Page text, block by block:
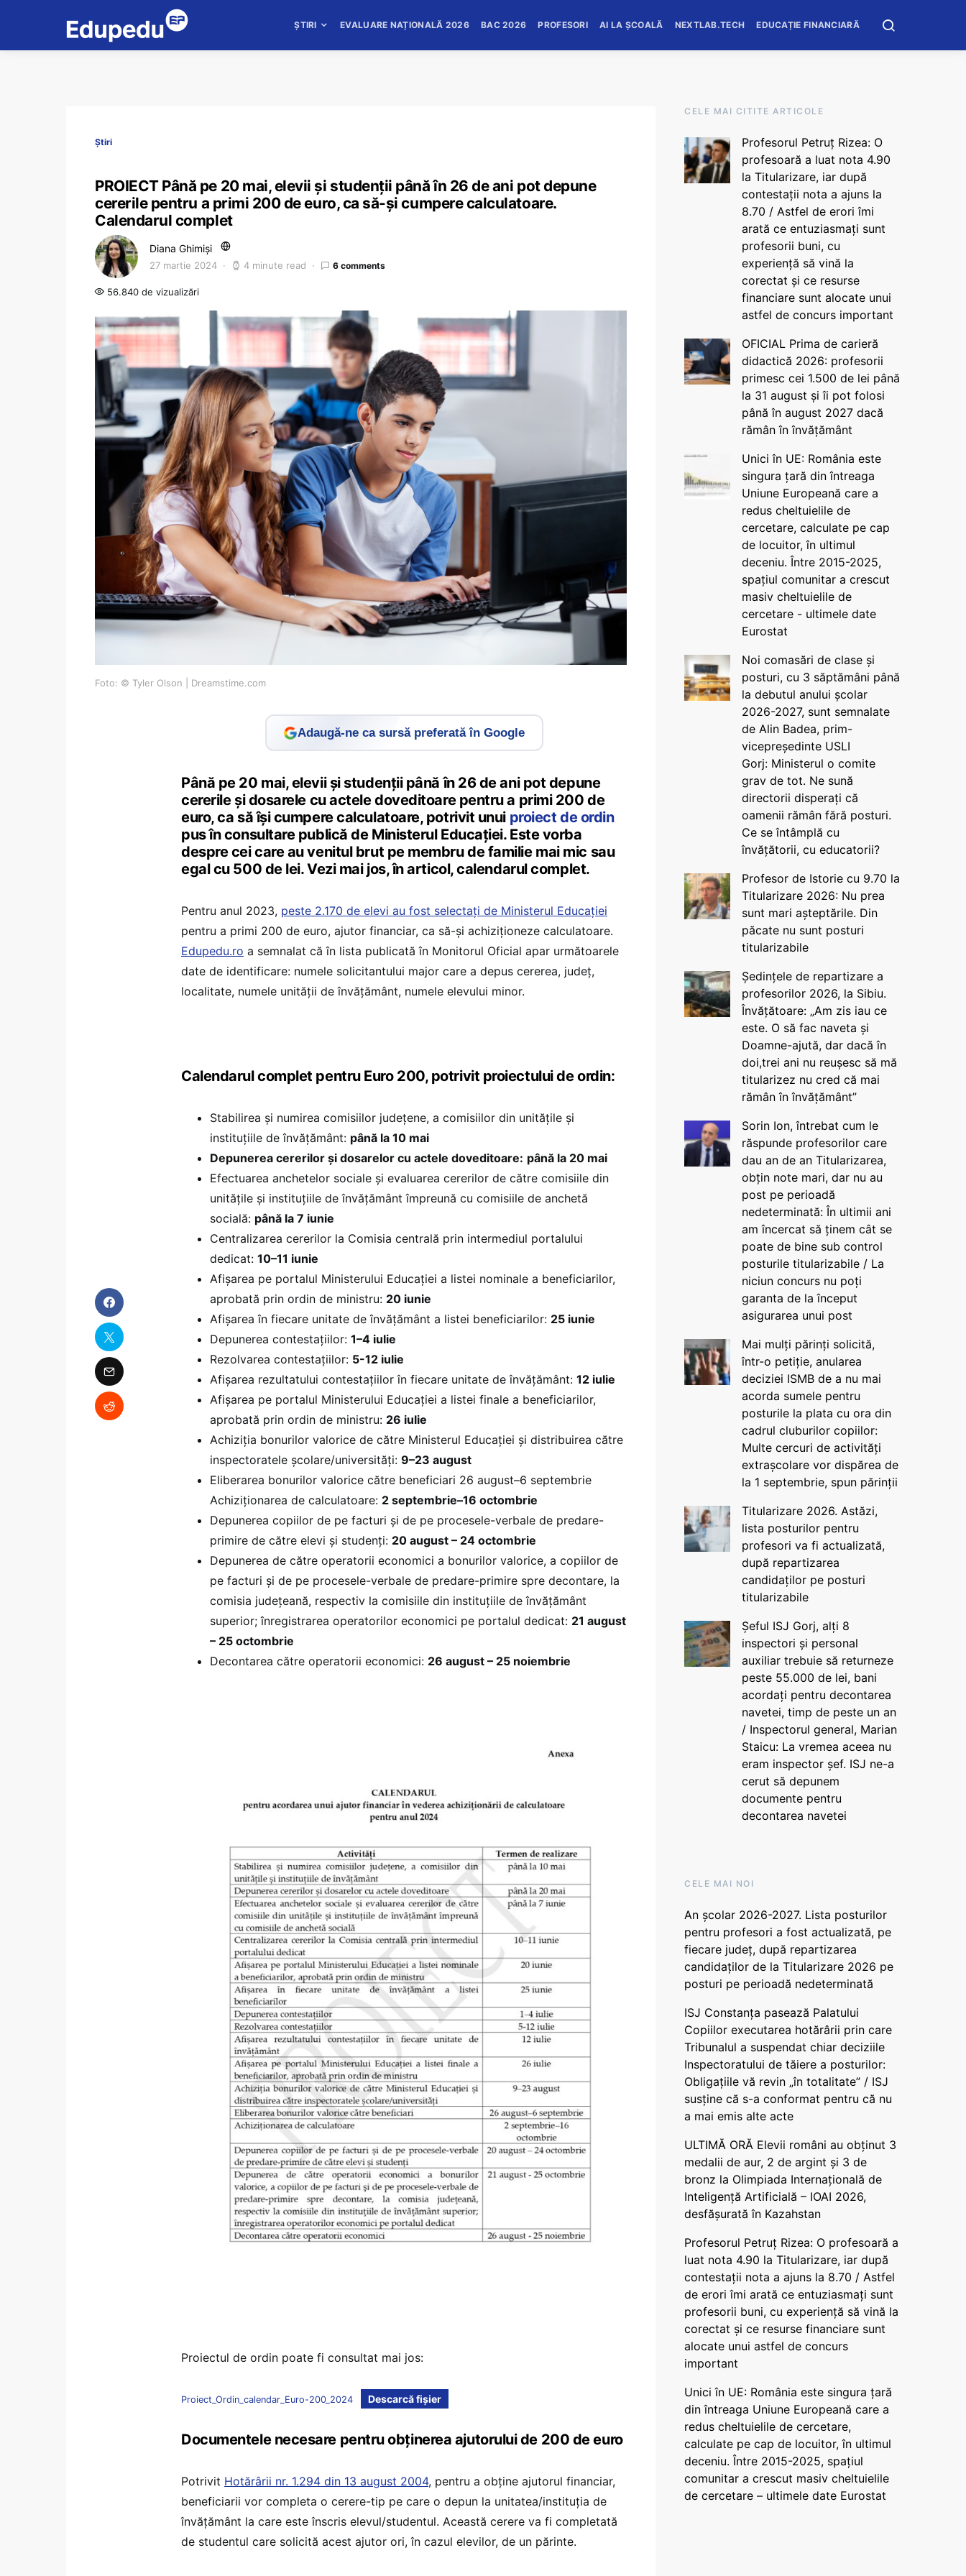
ȘTIRI EVALUARE NAȚIONALĂ 2026 BAC 2026 PROFESORI AI LA ȘCOALĂ NEXTLAB.TECH EDUCAȚIE FINANCIARĂ
Știri
PROIECT Până pe 20 mai, elevii și studenții până în 26 de ani pot depune
cererile pentru a primi 200 de euro, ca să-și cumpere calculatoare.
Calendarul complet
Diana Ghimiși
27 martie 2024 4 minute read 6 comments
56.840 de vizualizări
Foto: © Tyler Olson | Dreamstime.com
Adaugă-ne ca sursă preferată în Google
Până pe 20 mai, elevii și studenții până în 26 de ani pot depune
cererile și dosarele cu actele doveditoare pentru a primi 200 de
euro, ca să își cumpere calculatoare, potrivit unui proiect de ordin
pus în consultare publică de Ministerul Educației. Este vorba
despre cei care au venitul brut pe membru de familie mai mic sau
egal cu 500 de lei. Vezi mai jos, în articol, calendarul complet.
Pentru anul 2023, peste 2.170 de elevi au fost selectați de Ministerul Educației
pentru a primi 200 de euro, ajutor financiar, ca să-și achiziționeze calculatoare.
Edupedu.ro a semnalat că în lista publicată în Monitorul Oficial apar următoarele
date de identificare: numele solicitantului major care a depus cererea, județ,
localitate, numele unității de învățământ, numele elevului minor.
Calendarul complet pentru Euro 200, potrivit proiectului de ordin:
Stabilirea și numirea comisiilor județene, a comisiilor din unitățile și
instituțiile de învățământ: până la 10 mai
Depunerea cererilor și dosarelor cu actele doveditoare: până la 20 mai
Efectuarea anchetelor sociale și evaluarea cererilor de către comisiile din
unitățile și instituțiile de învățământ împreună cu comisiile de anchetă
socială: până la 7 iunie
Centralizarea cererilor la Comisia centrală prin intermediul portalului
dedicat: 10–11 iunie
Afișarea pe portalul Ministerului Educației a listei nominale a beneficiarilor,
aprobată prin ordin de ministru: 20 iunie
Afișarea în fiecare unitate de învățământ a listei beneficiarilor: 25 iunie
Depunerea contestațiilor: 1–4 iulie
Rezolvarea contestațiilor: 5-12 iulie
Afișarea rezultatului contestațiilor în fiecare unitate de învățământ: 12 iulie
Afișarea pe portalul Ministerului Educației a listei finale a beneficiarilor,
aprobată prin ordin de ministru: 26 iulie
Achiziția bonurilor valorice de către Ministerul Educației și distribuirea către
inspectoratele școlare/universități: 9–23 august
Eliberarea bonurilor valorice către beneficiari 26 august–6 septembrie
Achiziționarea de calculatoare: 2 septembrie–16 octombrie
Depunerea copiilor de pe facturi și de pe procesele-verbale de predare-
primire de către elevi și studenți: 20 august – 24 octombrie
Depunerea de către operatorii economici a bonurilor valorice, a copiilor de
pe facturi şi de pe procesele-verbale de predare-primire spre decontare, la
comisia judeţeană, respectiv la comisiile din instituţiile de învăţământ
superior; înregistrarea operatorilor economici pe portalul dedicat: 21 august
– 25 octombrie
Decontarea către operatorii economici: 26 august – 25 noiembrie
Proiectul de ordin poate fi consultat mai jos:
Proiect_Ordin_calendar_Euro-200_2024 Descarcă fișier
Documentele necesare pentru obținerea ajutorului de 200 de euro
Potrivit Hotărârii nr. 1.294 din 13 august 2004, pentru a obține ajutorul financiar,
beneficiarii vor completa o cerere-tip pe care o depun la unitatea/instituția de
învățământ la care este înscris elevul/studentul. Această cerere va fi completată
de studentul care solicită acest ajutor ori, în cazul elevilor, de un părinte.
CELE MAI CITITE ARTICOLE
Profesorul Petruț Rizea: O
profesoară a luat nota 4.90
la Titularizare, iar după
contestații nota a ajuns la
8.70 / Astfel de erori îmi
arată ce entuziasmați sunt
profesorii buni, cu
experiență să vină la
corectat și ce resurse
financiare sunt alocate unui
astfel de concurs important
OFICIAL Prima de carieră
didactică 2026: profesorii
primesc cei 1.500 de lei până
la 31 august și îi pot folosi
până în august 2027 dacă
rămân în învățământ
Unici în UE: România este
singura țară din întreaga
Uniune Europeană care a
redus cheltuielile de
cercetare, calculate pe cap
de locuitor, în ultimul
deceniu. Între 2015-2025,
spațiul comunitar a crescut
masiv cheltuielile de
cercetare - ultimele date
Eurostat
Noi comasări de clase și
posturi, cu 3 săptămâni până
la debutul anului școlar
2026-2027, sunt semnalate
de Alin Badea, prim-
vicepreședinte USLI
Gorj: Ministerul o comite
grav de tot. Ne sună
directorii disperați că
oamenii rămân fără posturi.
Ce se întâmplă cu
învățătorii, cu educatorii?
Profesor de Istorie cu 9.70 la
Titularizare 2026: Nu prea
sunt mari așteptările. Din
păcate nu sunt posturi
titularizabile
Ședințele de repartizare a
profesorilor 2026, la Sibiu.
Învățătoare: „Am zis iau ce
este. O să fac naveta și
Doamne-ajută, dar dacă în
doi,trei ani nu reușesc să mă
titularizez nu cred că mai
rămân în învățământ”
Sorin Ion, întrebat cum le
răspunde profesorilor care
dau an de an Titularizarea,
obțin note mari, dar nu au
post pe perioadă
nedeterminată: În ultimii ani
am încercat să ținem cât se
poate de bine sub control
posturile titularizabile / La
niciun concurs nu poți
garanta de la început
asigurarea unui post
Mai mulți părinți solicită,
într-o petiție, anularea
deciziei ISMB de a nu mai
acorda sumele pentru
posturile la plata cu ora din
cadrul cluburilor copiilor:
Multe cercuri de activități
extrașcolare vor dispărea de
la 1 septembrie, spun părinții
Titularizare 2026. Astăzi,
lista posturilor pentru
profesori va fi actualizată,
după repartizarea
candidaților pe posturi
titularizabile
Șeful ISJ Gorj, alți 8
inspectori și personal
auxiliar trebuie să returneze
peste 55.000 de lei, bani
acordați pentru decontarea
navetei, timp de peste un an
/ Inspectorul general, Marian
Staicu: La vremea aceea nu
eram inspector șef. ISJ ne-a
cerut să depunem
documente pentru
decontarea navetei
CELE MAI NOI
An școlar 2026-2027. Lista posturilor
pentru profesori a fost actualizată, pe
fiecare județ, după repartizarea
candidaților de la Titularizare 2026 pe
posturi pe perioadă nedeterminată
ISJ Constanța pasează Palatului
Copiilor executarea hotărârii prin care
Tribunalul a suspendat chiar deciziile
Inspectoratului de tăiere a posturilor:
Obligațiile vă revin „în totalitate” / ISJ
susține că s-a conformat pentru că nu
a mai emis alte acte
ULTIMĂ ORĂ Elevii români au obținut 3
medalii de aur, 2 de argint și 3 de
bronz la Olimpiada Internațională de
Inteligență Artificială – IOAI 2026,
desfășurată în Kazahstan
Profesorul Petruț Rizea: O profesoară a
luat nota 4.90 la Titularizare, iar după
contestații nota a ajuns la 8.70 / Astfel
de erori îmi arată ce entuziasmați sunt
profesorii buni, cu experiență să vină la
corectat și ce resurse financiare sunt
alocate unui astfel de concurs
important
Unici în UE: România este singura țară
din întreaga Uniune Europeană care a
redus cheltuielile de cercetare,
calculate pe cap de locuitor, în ultimul
deceniu. Între 2015-2025, spațiul
comunitar a crescut masiv cheltuielile
de cercetare – ultimele date Eurostat